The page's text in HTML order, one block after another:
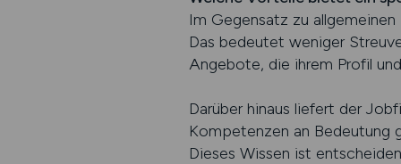
Im Gegensatz zu
Das bedeutet weniger
Angebote, die ihrem Profil
Darüber hinaus liefert der
Kompetenzen an Bedeutung
Dieses Wissen ist